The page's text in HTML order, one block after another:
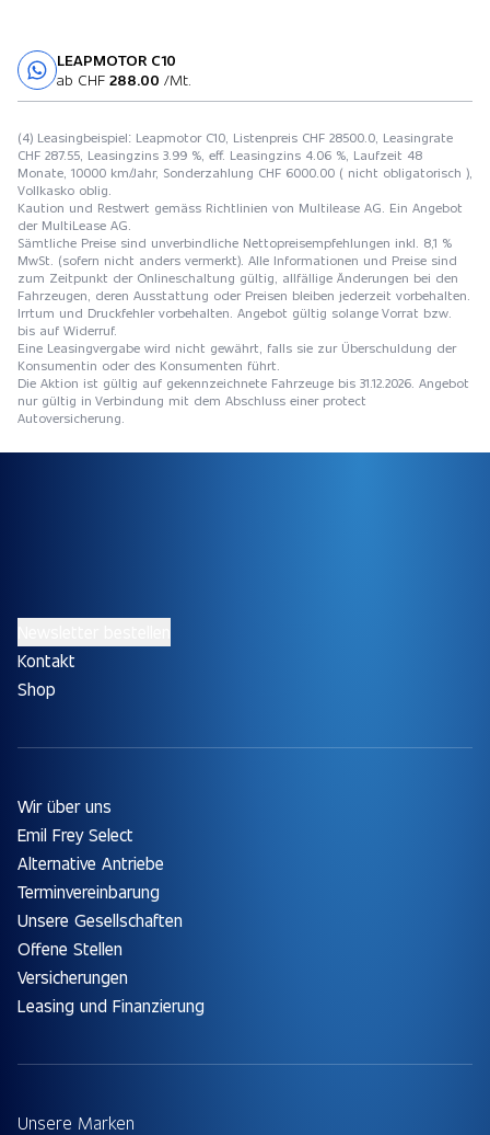
LEAPMOTOR C10
ab CHF 288.00 /Mt.
(4) Leasingbeispiel: Leapmotor C10, Listenpreis CHF 28500.0, Leasingrate
CHF 287.55, Leasingzins 3.99 %, eff. Leasingzins 4.06 %, Laufzeit 48
Monate, 10000 km/Jahr, Sonderzahlung CHF 6000.00 ( nicht obligatorisch ),
Vollkasko oblig.
Kaution und Restwert gemäss Richtlinien von Multilease AG. Ein Angebot
der MultiLease AG.
Sämtliche Preise sind unverbindliche Nettopreisempfehlungen inkl. 8,1 %
MwSt. (sofern nicht anders vermerkt). Alle Informationen und Preise sind
zum Zeitpunkt der Onlineschaltung gültig, allfällige Änderungen bei den
Fahrzeugen, deren Ausstattung oder Preisen bleiben jederzeit vorbehalten.
Irrtum und Druckfehler vorbehalten. Angebot gültig solange Vorrat bzw.
bis auf Widerruf.
Eine Leasingvergabe wird nicht gewährt, falls sie zur Überschuldung der
Konsumentin oder des Konsumenten führt.
Die Aktion ist gültig auf gekennzeichnete Fahrzeuge bis 31.12.2026. Angebot
nur gültig in Verbindung mit dem Abschluss einer protect
Autoversicherung.
Kontakt
Shop
Wir über uns
Emil Frey Select
Alternative Antriebe
Terminvereinbarung
Unsere Gesellschaften
Offene Stellen
Versicherungen
Leasing und Finanzierung
Unsere Marken